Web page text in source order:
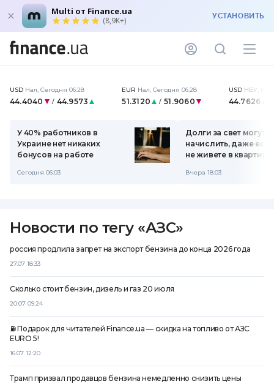
Multi от Finance.ua
(8,9K+) УСТАНОВИТЬ
USD Нал, Сегодня 06:28
44.4040 / 44.9573
EUR Нал,Сегодня 06:28
51.3120 / 51.9060
USD НБУ
44.7626
У 40% работников в
Украине нет никаких
бонусов на работе
Сегодня 06:03
Долги за свет могут
начислить, даже
не живете в
Вчера 18:03
Новости по тегу«АЗС»
27.07 18:33
россия продлила запрет на экспорт бензина до конца 2026 года
20.07 09:24
Сколько стоит бензин, дизель и газ 20 июля
16.07 12:20
⛽️ Подарок для читателей Finance.ua — скидка на топливо от АЗС
EURO 5!
Трамп призвал продавцов бензина немедленно снизить цены